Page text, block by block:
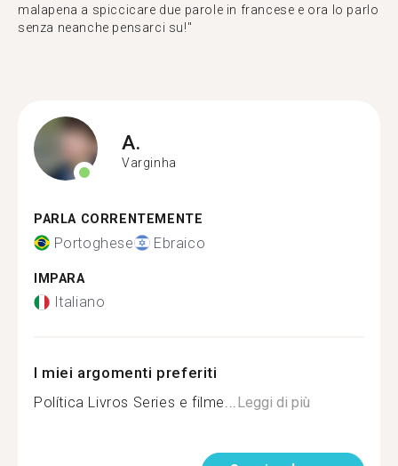
malapena a spiccicare due parole in francese e ora lo parlo
senza neanche pensarci su!"
A.
Varginha
PARLA CORRENTEMENTE
Portoghese Ebraico
IMPARA
Italiano
I miei argomenti preferiti
Política Livros Series e filme...Leggi di più